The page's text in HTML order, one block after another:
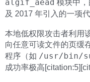
algif_aead 模块中，
及 2017 年引入的一项
本地低权限攻击者利用
向任意可读文件的页缓
程序（如 /usr/bin/
成功率极高